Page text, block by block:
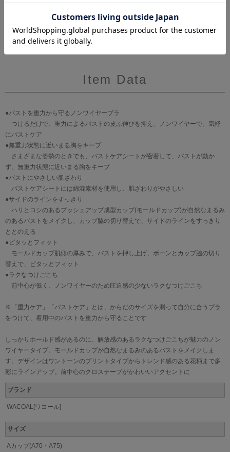
Item Data
●バストを重力から守るノンワイヤーブラ
つけるだけで、重力によるバストの皮ふ伸びを抑え、ノンワイヤーで、気軽
にバストケア
●無重力状態に近いまる胸をキープ
さまざまな姿勢のときでも、バストケアシートが密着して、バストが動か
ず、無重力状態に近いまる胸をキープ
●バストにやさしい肌ざわり
バストケアシートには綿混素材を使用し、肌ざわりがやさしい
●サイドのラインをすっきり
ハリとコシのあるプッシュアップ成型カップ(モールドカップ)が自然なまるみ
のあるバストをメイクし、カップ脇の切り替えで、サイドのラインをすっきり
ととのえる
●ピタッとフィット
モールドカップ肌側の厚みで、バストを押し上げ、ボーンとカップ脇の切り
替えで、ピタッとフィット
●ラクなつけごこち
前中心が低く、ノンワイヤーのため圧迫感の少ないラクなつけごこち
※「重力ケア」「バストケア」とは、からだのサイズを測って自分に合うブラ
をつけて、着用中のバストを重力から守ることです
しっかりホールド感があるのに、解放感のあるラクなつけごこちが魅力のノン
ワイヤータイプ。モールドカップが自然なまるみのあるバストをメイクしま
す。デザインはワントーンのプリントタイプからトレンド感のある花柄まで多
彩にラインアップ。前中心のクロステープがかわいいアクセントに
ブランド
WACOAL[ワコール]
サイズ
Aカップ(A70・A75)